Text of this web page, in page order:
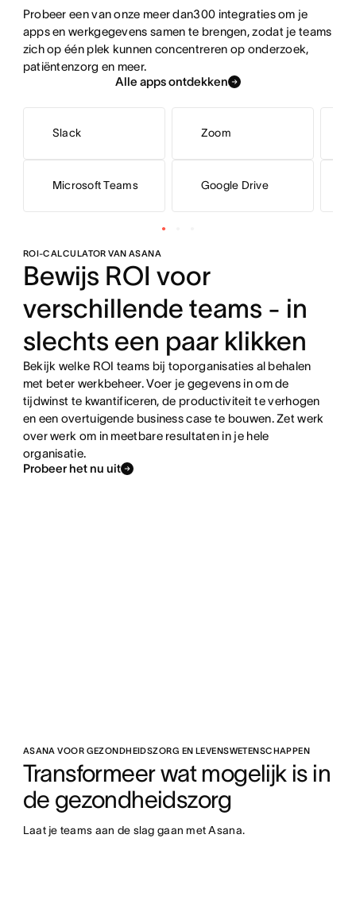
Probeer een van onze meer dan300 integraties om je
apps en werkgegevens samen te brengen, zodat je teams
zich op één plek kunnen concentreren op onderzoek,
patiëntenzorg en meer.
Alle apps ontdekken
Slack
Microsoft Teams
Zoom
Google Drive
ROI-CALCULATOR VAN ASANA
Bewijs ROI voor
verschillende teams - in
slechts een paar klikken
Bekijk welke ROI teams bij toporganisaties al behalen
met beter werkbeheer. Voer je gegevens in om de
tijdwinst te kwantificeren, de productiviteit te verhogen
en een overtuigende business case te bouwen. Zet werk
over werk om in meetbare resultaten in je hele
organisatie.
Probeer het nu uit
ASANA VOOR GEZONDHEIDSZORG EN LEVENSWETENSCHAPPEN
Transformeer wat mogelijk is in
de gezondheidszorg
Laat je teams aan de slag gaan met Asana.